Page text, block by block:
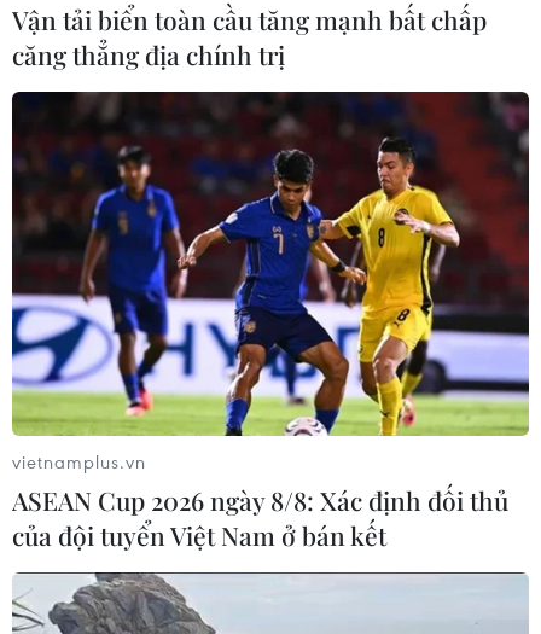
Vận tải biển toàn cầu tăng mạnh bất chấp
căng thẳng địa chính trị
vietnamplus.vn
ASEAN Cup 2026 ngày 8/8: Xác định đối thủ
của đội tuyển Việt Nam ở bán kết